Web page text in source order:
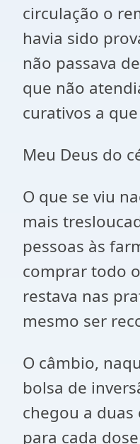
circulação o
havia sido
não passava
que não
curativos a
Meu Deus do
O que se viu
mais
pessoas às
comprar todo
restava nas
mesmo ser
O câmbio,
bolsa de
chegou a
para cada